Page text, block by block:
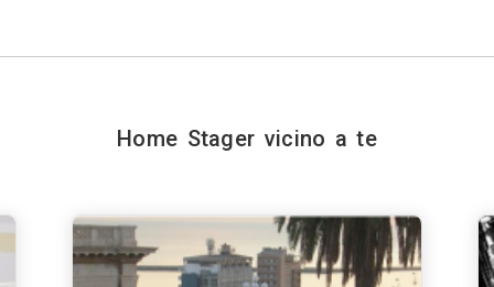
Home Stager vicino a te